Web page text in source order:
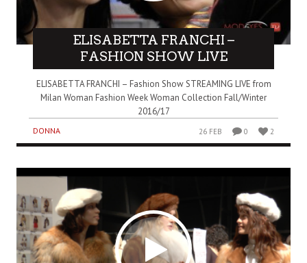
ELISABETTA FRANCHI –
FASHION SHOW LIVE
ELISABETTA FRANCHI – Fashion Show STREAMING LIVE from
Milan Woman Fashion Week Woman Collection Fall/Winter
2016/17
DONNA 26 FEB 0 2